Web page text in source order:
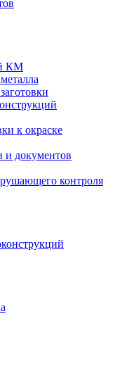
КМ
к окраске
и документов
контроля